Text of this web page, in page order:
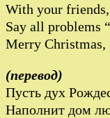
With your
Say all problems
Merry Christmas,
(перевод)
Пусть дух
Наполнит дом